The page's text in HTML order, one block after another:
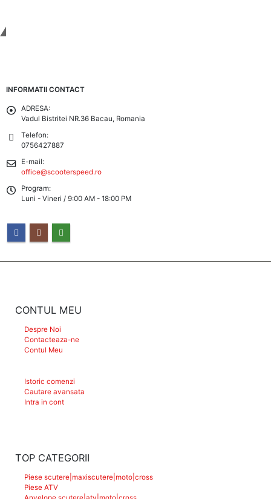
INFORMATII CONTACT
ADRESA:
Vadul Bistritei NR.36 Bacau, Romania
Telefon:
0756427887
E-mail:
office@scooterspeed.ro
Program:
Luni - Vineri / 9:00 AM - 18:00 PM
CONTUL MEU
Despre Noi
Contacteaza-ne
Contul Meu
Istoric comenzi
Cautare avansata
Intra in cont
TOP CATEGORII
Piese scutere|maxiscutere|moto|cross
Piese ATV